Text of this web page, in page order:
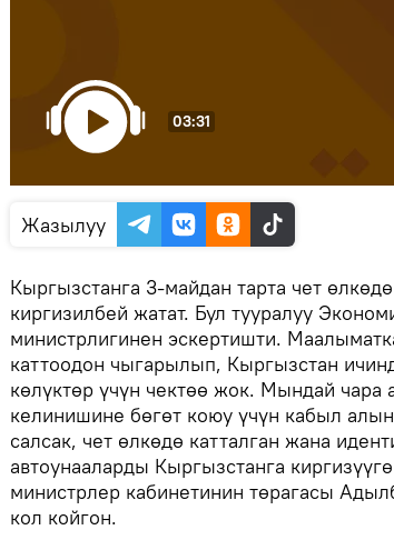
03:31
Жазылуу
Кыргызстанга 3-майдан тарта чет
киргизилбей жатат. Бул тууралуу
министрлигинен эскертишти.
каттоодон чыгарылып, Кыргызстан
көлүктөр үчүн чектөө жок. Мындай
келинишине бөгөт коюу үчүн кабыл
салсак, чет өлкөдө катталган жана
автоунааларды Кыргызстанга
министрлер кабинетинин төрагасы
кол койгон.